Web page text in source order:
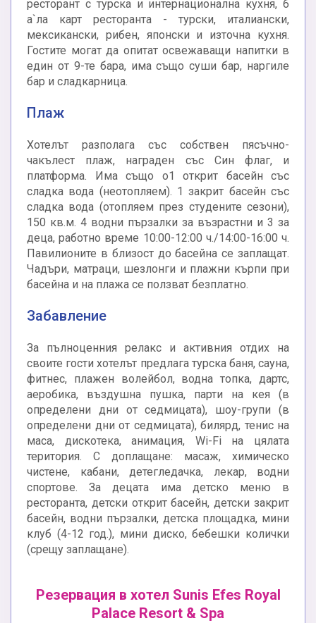
ресторант с турска и интернационална кухня, 6
а`ла карт ресторанта - турски, италиански,
мексикански, рибен, японски и източна кухня.
Гостите могат да опитат освежаващи напитки в
един от 9-те бара, има също суши бар, наргиле
бар и сладкарница.
Плаж
Хотелът разполага със собствен пясъчно-
чакълест плаж, награден със Син флаг, и
платформа. Има също о1 открит басейн със
сладка вода (неотопляем). 1 закрит басейн със
сладка вода (отопляем през студените сезони),
150 кв.м. 4 водни пързалки за възрастни и 3 за
деца, работно време 10:00-12:00 ч./14:00-16:00 ч.
Павилионите в близост до басейна се заплащат.
Чадъри, матраци, шезлонги и плажни кърпи при
басейна и на плажа се ползват безплатно.
Забавление
За пълноценния релакс и активния отдих на
своите гости хотелът предлага турска баня, сауна,
фитнес, плажен волейбол, водна топка, дартс,
аеробика, въздушна пушка, парти на кея (в
определени дни от седмицата), шоу-групи (в
определени дни от седмицата), билярд, тенис на
маса, дискотека, анимация, Wi-Fi на цялата
територия. С доплащане: масаж, химическо
чистене, кабани, детегледачка, лекар, водни
спортове. За децата има детско меню в
ресторанта, детски открит басейн, детски закрит
басейн, водни пързалки, детска площадка, мини
клуб (4-12 год.), мини диско, бебешки колички
(срещу заплащане).
Резервация в хотел Sunis Efes Royal
Palace Resort & Spa